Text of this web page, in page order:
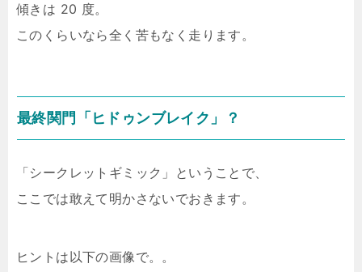
傾きは 20 度。
このくらいなら全く苦もなく走ります。
最終関門「ヒドゥンブレイク」？
「シークレットギミック」ということで、
ここでは敢えて明かさないでおきます。
ヒントは以下の画像で。。